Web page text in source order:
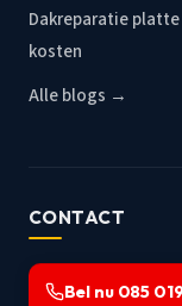
Dakreparatie
kosten
Alle blogs →
CONTACT
Bel nu 085